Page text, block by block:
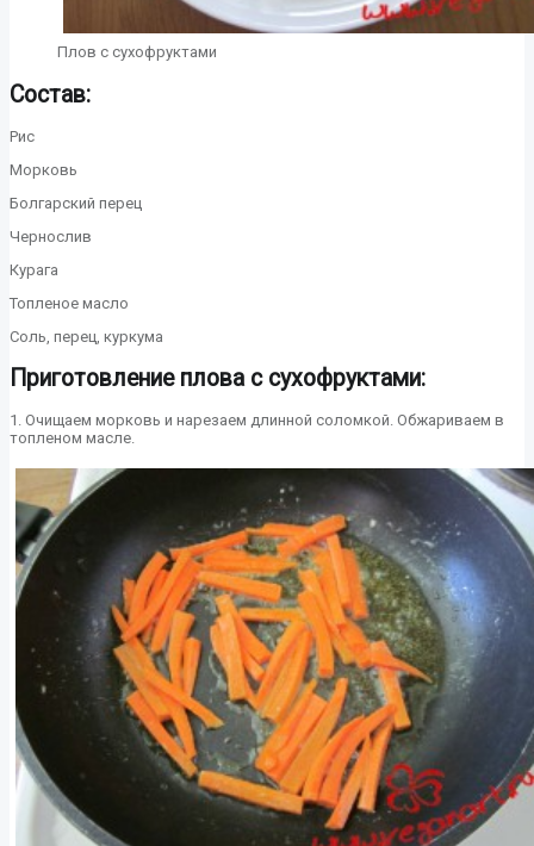
Плов с сухофруктами
Состав:
Рис
Морковь
Болгарский перец
Чернослив
Курага
Топленое масло
Соль, перец, куркума
Приготовление плова с сухофруктами:
1. Очищаем морковь и нарезаем длинной соломкой. Обжариваем в
топленом масле.